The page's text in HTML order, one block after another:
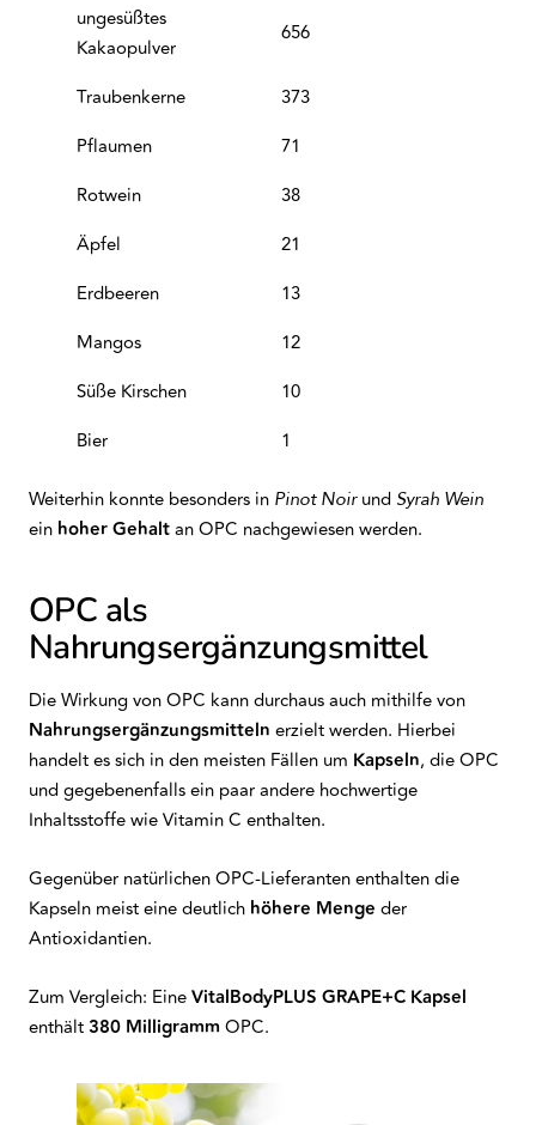
ungesüßtes
Kakaopulver
656
Traubenkerne
373
Pflaumen
71
Rotwein
38
Äpfel
21
Erdbeeren
13
Mangos
12
Süße Kirschen
10
Bier
1
Weiterhin konnte besonders in Pinot Noirund Syrah Wein
ein hoher Gehaltan OPC nachgewiesen werden.
OPC als
Nahrungsergänzungsmittel
Die Wirkung von OPC kann durchaus auch mithilfe von
Nahrungsergänzungsmitteln erzielt werden. Hierbei
handelt es sich in den meisten Fällen um Kapseln, die OPC
und gegebenenfalls ein paar andere hochwertige
Inhaltsstoffe wie Vitamin C enthalten.
Gegenüber natürlichen OPC-Lieferanten enthalten die
Kapseln meist eine deutlich höhere Menge der
Antioxidantien.
Zum Vergleich: EineVitalBodyPLUS GRAPE+C Kapsel
enthält380 Milligramm OPC.